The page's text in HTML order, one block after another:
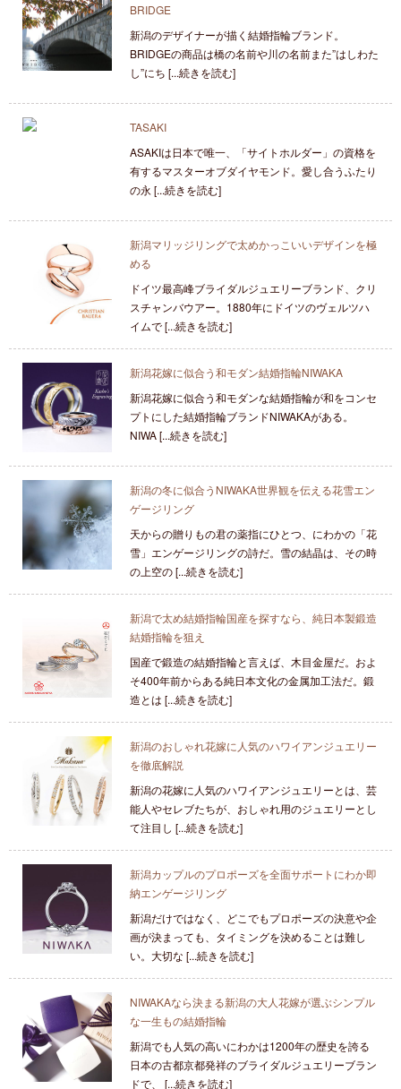
BRIDGE
新潟のデザイナーが描く結婚指輪ブランド。
BRIDGEの商品は橋の名前や川の名前また”はしわた
し”にち [...続きを読む]
TASAKI
ASAKIは日本で唯一、「サイトホルダー」の資格を
有するマスターオブダイヤモンド。愛し合うふたり
の永 [...続きを読む]
新潟マリッジリングで太めかっこいいデザインを極
める
ドイツ最高峰ブライダルジュエリーブランド、クリ
スチャンバウアー。1880年にドイツのヴェルツハ
イムで [...続きを読む]
新潟花嫁に似合う和モダン結婚指輪NIWAKA
新潟花嫁に似合う和モダンな結婚指輪が和をコンセ
プトにした結婚指輪ブランドNIWAKAがある。
NIWA [...続きを読む]
新潟の冬に似合うNIWAKA世界観を伝える花雪エン
ゲージリング
天からの贈りもの君の薬指にひとつ、にわかの「花
雪」エンゲージリングの詩だ。雪の結晶は、その時
の上空の [...続きを読む]
新潟で太め結婚指輪国産を探すなら、純日本製鍛造
結婚指輪を狙え
国産で鍛造の結婚指輪と言えば、木目金屋だ。およ
そ400年前からある純日本文化の金属加工法だ。鍛
造とは [...続きを読む]
新潟のおしゃれ花嫁に人気のハワイアンジュエリー
を徹底解説
新潟の花嫁に人気のハワイアンジュエリーとは、芸
能人やセレブたちが、おしゃれ用のジュエリーとし
て注目し [...続きを読む]
新潟カップルのプロポーズを全面サポートにわか即
納エンゲージリング
新潟だけではなく、どこでもプロポーズの決意や企
画が決まっても、タイミングを決めることは難し
い。大切な [...続きを読む]
NIWAKAなら決まる新潟の大人花嫁が選ぶシンプル
な一生もの結婚指輪
新潟でも人気の高いにわかは1200年の歴史を誇る
日本の古都京都発祥のブライダルジュエリーブラン
ドで、 [...続きを読む]